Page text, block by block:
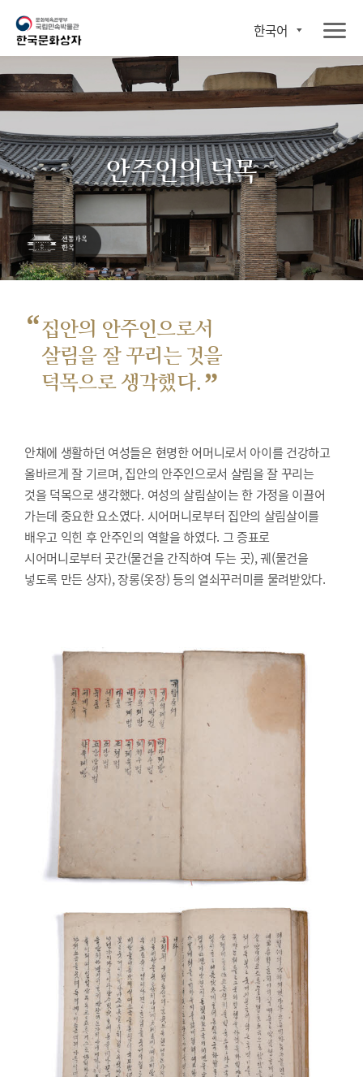
한국어
안주인의 덕목
“집안의 안주인으로서
살림을 잘 꾸리는 것을
덕목으로 생각했다. ”
안채에 생활하던 여성들은 현명한 어머니로서 아이를 건강하고
올바르게 잘 기르며, 집안의 안주인으로서 살림을 잘 꾸리는
것을 덕목으로 생각했다. 여성의 살림살이는 한 가정을 이끌어
가는데 중요한 요소였다. 시어머니로부터 집안의 살림살이를
배우고 익힌 후 안주인의 역할을 하였다. 그 증표로
시어머니로부터 곳간(물건을 간직하여 두는 곳), 궤(물건을
넣도록 만든 상자), 장롱(옷장) 등의 열쇠꾸러미를 물려받았다.